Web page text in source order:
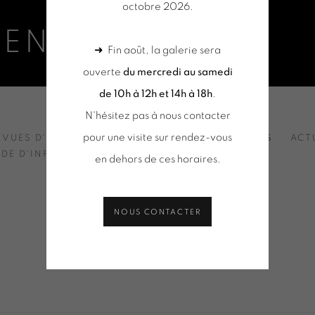
VUES D'INSTALLATION SÉLECTION D'OEUVRES
D'INFORMATION
octobre 2026.
➜ Fin août, la galerie sera
ouverte du mercredi au samedi
de 10h à 12h et 14h à 18h.
N'hésitez pas à nous contacter
pour une visite sur rendez-vous
en dehors de ces horaires.
NOUS CONTACTER